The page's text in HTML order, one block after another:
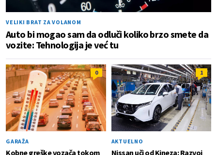
VELIKI BRAT ZA VOLANOM
Auto bi mogao sam da odluči koliko brzo smete da
vozite: Tehnologija je već tu
0
GARAŽA
Kobne greške vozača tokom
1
AKTUELNO
Nissan uči od Kineza: Razvoj